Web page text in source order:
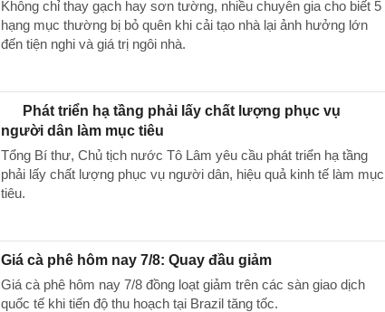
Không chỉ thay gạch hay sơn tường, nhiều chuyên gia cho biết 5
hạng mục thường bị bỏ quên khi cải tạo nhà lại ảnh hưởng lớn
đến tiện nghi và giá trị ngôi nhà.
Phát triển hạ tầng phải lấy chất lượng phục vụ
người dân làm mục tiêu
Tổng Bí thư, Chủ tịch nước Tô Lâm yêu cầu phát triển hạ tầng
phải lấy chất lượng phục vụ người dân, hiệu quả kinh tế làm mục
tiêu.
Giá cà phê hôm nay 7/8: Quay đầu giảm
Giá cà phê hôm nay 7/8 đồng loạt giảm trên các sàn giao dịch
quốc tế khi tiến độ thu hoạch tại Brazil tăng tốc.